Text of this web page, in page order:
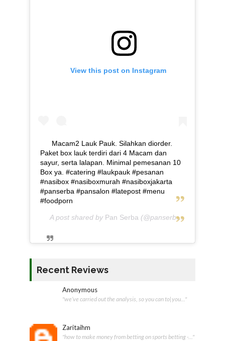
View this post on Instagram
Macam2 Lauk Pauk. Silahkan diorder.
Paket box lauk terdiri dari 4 Macam dan
sayur, serta lalapan. Minimal pemesanan 10
Box ya. #catering #laukpauk #pesanan
#nasibox #nasiboxmurah #nasiboxjakarta
#panserba #pansalon #latepost #menu
#foodporn
A post shared by Pan Serba (@panserba) on
Recent Reviews
Anonymous
"we’ve carried out the analysis, so you can to|you..."
Zaritaihm
"how to make money from betting on sports betting -..."